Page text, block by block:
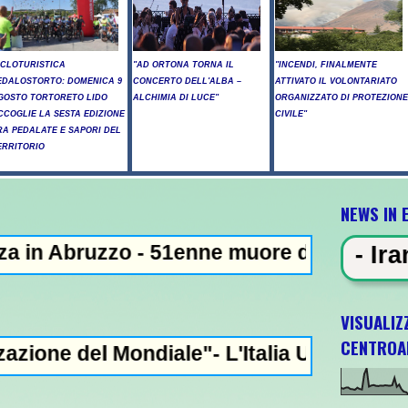
DOMENICA 9
TORTORETO LIDO
LA SESTA EDIZIONE
PEDALATE E SAPORI DEL
"AD ORTONA TORNA IL
CONCERTO DELL'ALBA –
ALCHIMIA DI LUCE"
"INCENDI, FINALMENTE
ATTIVATO IL VOLONTARIATO
ORGANIZZATO DI PROTEZIONE
CIVILE"
muore dopo lo schianto contro
L'Italia U21 il 5 ottobre a
NEWS IN
IN EVIDENZA - Iran: